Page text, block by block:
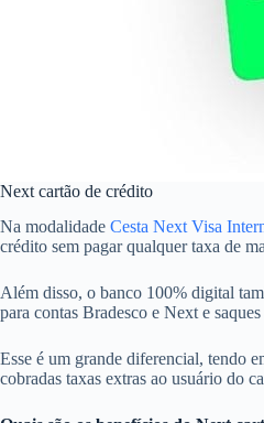
Next cartão de crédito
Na modalidade Cesta Next Visa
crédito sem pagar qualquer taxa de
Além disso, o banco 100% digital
para contas Bradesco e Next e
Esse é um grande diferencial, tendo
cobradas taxas extras ao usuário do